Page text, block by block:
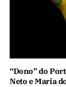
“Dono” do
Neto e Maria